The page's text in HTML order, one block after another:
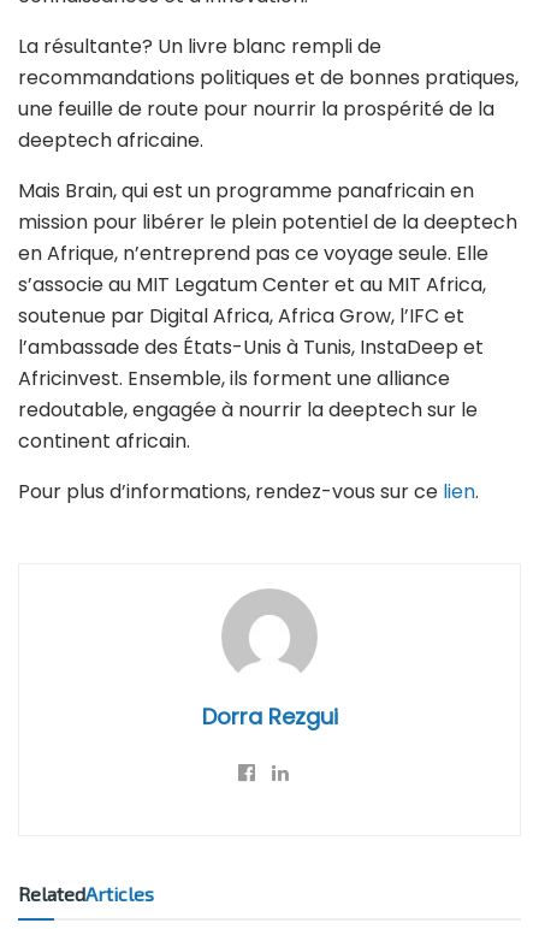
La résultante? Un livre blanc rempli de
recommandations politiques et de bonnes pratiques,
une feuille de route pour nourrir la prospérité de la
deeptech africaine.
Mais Brain, qui est un programme panafricain en
mission pour libérer le plein potentiel de la deeptech
en Afrique, n’entreprend pas ce voyage seule. Elle
s’associe au MIT Legatum Center et au MIT Africa,
soutenue par Digital Africa, Africa Grow, l’IFC et
l’ambassade des États-Unis à Tunis, InstaDeep et
Africinvest. Ensemble, ils forment une alliance
redoutable, engagée à nourrir la deeptech sur le
continent africain.
Pour plus d’informations, rendez-vous sur ce lien.
Dorra Rezgui
RelatedArticles